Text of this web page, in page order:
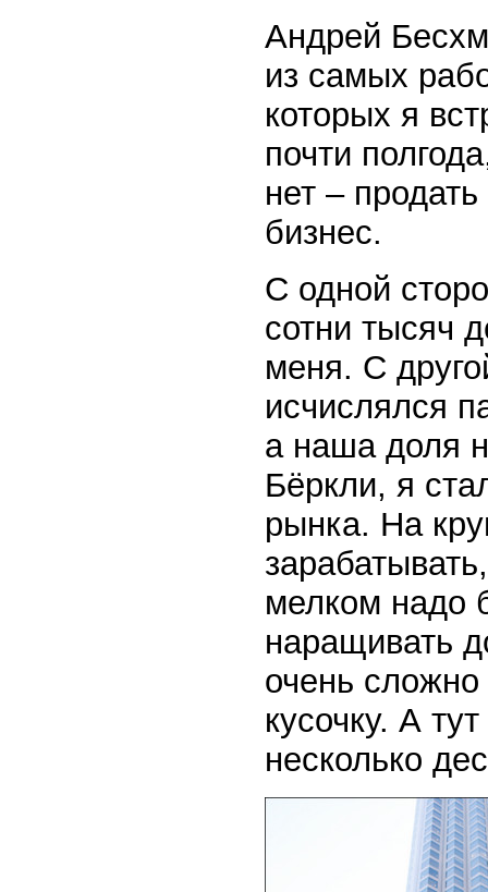
Андрей
из самых
которых я
почти
нет –
бизнес.
С одной
сотни тысяч
меня. С
исчислялся
а наша доля
Бёркли, я
рынка. На
мелком надо
наращивать
очень
кусочку. А
несколько